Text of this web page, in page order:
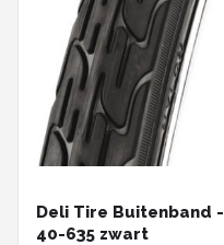
Deli Tire Buitenband
40-635 zwart